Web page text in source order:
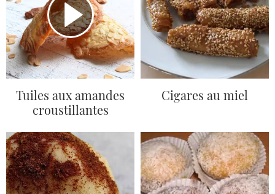
Tuiles aux amandes
croustillantes
Cigares au miel